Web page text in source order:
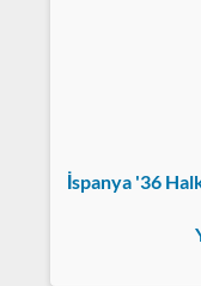
İspanya '36